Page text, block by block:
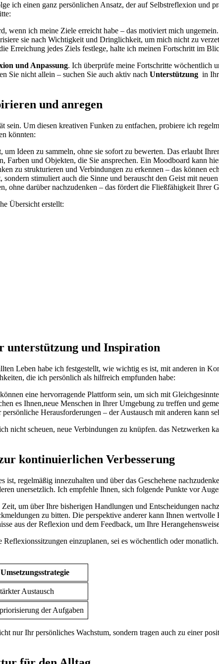
ich einen ‌ganz persönlichen Ansatz, der auf Selbstreflexion​ und
wenn‌ ich‍ meine ⁣Ziele erreicht habe – das motiviert mich ungemein.
sie nach Wichtigkeit und Dringlichkeit, um mich nicht zu
Erreichung jedes Ziels festlege, halte ich meinen Fortschritt im
und Anpassung. Ich überprüfe meine Fortschritte wöchentlich
Sie nicht allein – suchen Sie auch ​aktiv nach Unterstützung
in‍
und anregen
⁣Um diesen kreativen Funken zu entfachen, probiere ich
könnten:
um Ideen zu ⁢sammeln, ohne sie sofort zu bewerten. Das erlaubt
​Farben und Objekten, die Sie ansprechen.‍ Ein Moodboard kann
zu‌ strukturieren und Verbindungen zu erkennen – das können
stimuliert‌ auch die Sinne und⁢ berauscht ⁢den Geist mit
ohne darüber nachzudenken – ⁢das fördert ⁢die Fließfähigkeit Ihrer
‍Übersicht erstellt:
unterstützung und Inspiration
Leben habe ich festgestellt, wie​ wichtig es ⁣ist,‍ mit anderen ⁤in
die ich ​persönlich als hilfreich empfunden habe:
eine ⁢hervorragende Plattform ‍sein, um‍ sich ​mit⁤
es Ihnen,neue⁤ Menschen in Ihrer Umgebung zu treffen und
Herausforderungen – der Austausch mit‍ anderen kann
nicht scheuen,‍ neue Verbindungen ⁤zu knüpfen. das Netzwerken
⁤kontinuierlichen Verbesserung
ist, regelmäßig​ innezuhalten ​und über das Geschehene
unersetzlich. Ich empfehle Ihnen, sich folgende Punkte vor
um über ⁢Ihre bisherigen Handlungen und⁣ Entscheidungen
zu bitten. Die perspektive anderer kann Ihnen wertvolle
aus der Reflexion und dem Feedback, ​um⁢ Ihre
einzuplanen, sei es‍ wöchentlich ‌oder
Umsetzungsstrategie
‌Austausch
der Aufgaben
nur Ihr ‌persönliches Wachstum, sondern tragen auch zu ⁢einer